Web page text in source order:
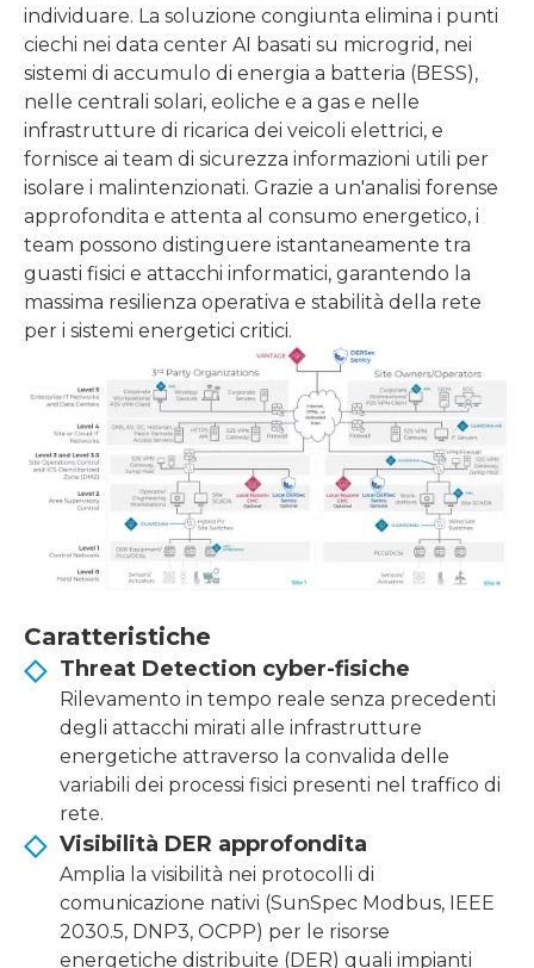
individuare. La soluzione congiunta elimina i punti
ciechi nei data center AI basati su microgrid, nei
sistemi di accumulo di energia a batteria (BESS),
nelle centrali solari, eoliche e a gas e nelle
infrastrutture di ricarica dei veicoli elettrici, e
fornisce ai team di sicurezza informazioni utili per
isolare i malintenzionati. Grazie a un'analisi forense
approfondita e attenta al consumo energetico, i
team possono distinguere istantaneamente tra
guasti fisici e attacchi informatici, garantendo la
massima resilienza operativa e stabilità della rete
per i sistemi energetici critici.
Caratteristiche
Threat Detection cyber-fisiche
Rilevamento in tempo reale senza precedenti
degli attacchi mirati alle infrastrutture
energetiche attraverso la convalida delle
variabili dei processi fisici presenti nel traffico di
rete.
Visibilità DER approfondita
Amplia la visibilità nei protocolli di
comunicazione nativi (SunSpec Modbus, IEEE
2030.5, DNP3, OCPP) per le risorse
energetiche distribuite (DER) quali impianti